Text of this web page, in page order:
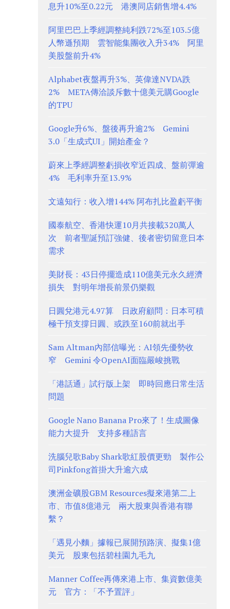
息升10%至0.22元 港澳同店銷售增4.4%
阿里巴巴上季經調整純利跌72%至103.5億
人幣遜預期 雲智能集團收入升34% 阿里
美股盤前升4%
Alphabet夜盤再升3%、英偉達NVDA跌
2% META傳洽談斥數十億美元購Google
的TPU
Google升6%、盤後再升逾2% Gemini
3.0「生成式UI」開始產金？
蔚來上季經調整虧損收窄近四成、盤前彈逾
4% 毛利率升至13.9%
文遠知行：收入增144% 阿布扎比盈虧平衡
國泰航空、香港快運10月共接載320萬人
次 前者聖誕預訂強健、後者密切留意日本
需求
美財長：43日停擺造成110億美元永久經濟
損失 對明年增長前景仍樂觀
日圓兌港元4.97算 日政府顧問：日本可積
極干預支撐日圓、或跌至160前就出手
Sam Altman內部信曝光：AI領先優勢收
窄 Gemini 令OpenAI面臨嚴峻挑戰
「港話通」試行版上架 即時回應日常生活
問題
Google Nano Banana Pro來了！生成圖像
能力大提升 支持多種語言
洗腦兒歌Baby Shark歌紅股價更勁 製作公
司Pinkfong首掛大升逾六成
澳洲金礦股GBM Resources擬來港第二上
市、市值8億港元 兩大股東與香港有聯
繫？
「遇見小麵」據報已展開預路演、擬集1億
美元 股東包括碧桂園九毛九
Manner Coffee再傳來港上市、集資數億美
元 官方：「不予置評」